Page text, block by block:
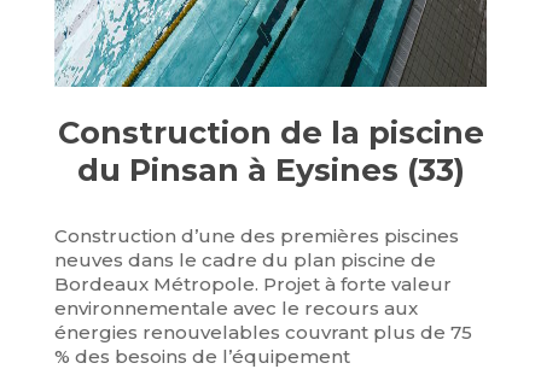
Construction de la piscine
du Pinsan à Eysines (33)
Construction d’une des premières piscines
neuves dans le cadre du plan piscine de
Bordeaux Métropole. Projet à forte valeur
environnementale avec le recours aux
énergies renouvelables couvrant plus de 75
% des besoins de l’équipement